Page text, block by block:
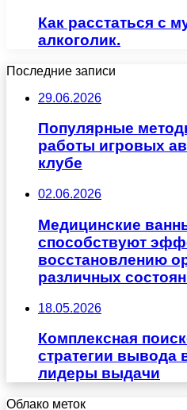
Как расстаться с
алкоголик.
Последние записи
29.06.2026
Популярные
работы игровых
клубе
02.06.2026
Медицинские
способствуют
восстановлению
различных
18.05.2026
Комплексная
стратегии вывода
лидеры выдачи
Облако меток